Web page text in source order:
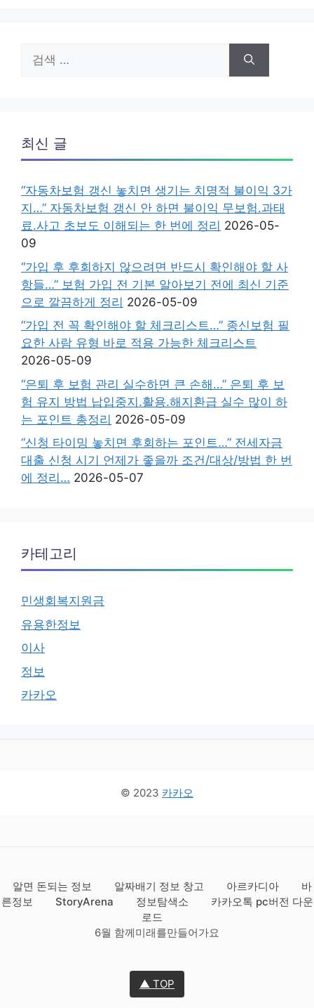
색:
최신 글
“자동차보험 갱신 놓치면 생기는 치명적 불이익 3가
지…” 자동차보험 갱신 안 하면 불이익 무보험.과태
료.사고 초보도 이해되는 한 번에 정리 2026-05-
09
“가입 후 후회하지 않으려면 반드시 확인해야 할 사
항들…” 보험 가입 전 기본 알아보기 전에 최신 기준
으로 깔끔하게 정리 2026-05-09
“가입 전 꼭 확인해야 할 체크리스트…” 종신보험 필
요한 사람 유형 바로 적용 가능한 체크리스트
2026-05-09
“은퇴 후 보험 관리 실수하면 큰 손해…” 은퇴 후 보
험 유지 방법 납입중지.활용.해지환급 실수 많이 하
는 포인트 총정리 2026-05-09
“신청 타이밍 놓치면 후회하는 포인트…” 전세자금
대출 신청 시기 언제가 좋을까 조건/대상/방법 한 번
에 정리… 2026-05-07
카테고리
민생회복지원금
유용한정보
이사
정보
카카오
© 2023 카카오
알면 돈되는 정보 알짜배기 정보 창고 아르카디아
바
른정보
StoryArena 정보탐색소
카카오톡 pc버전 다운
로드
6월 함께미래를만들어가요
▲ TOP